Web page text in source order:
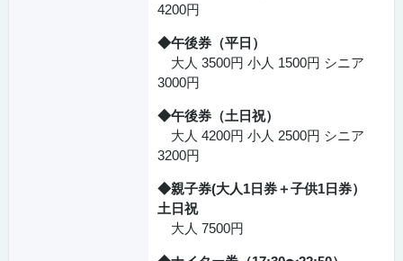
4200円
◆午後券（平日）
大人 3500円 小人 1500円 シニア
3000円
◆午後券（土日祝）
大人 4200円 小人 2500円 シニア
3200円
◆親子券(大人1日券＋子供1日券）
土日祝
大人 7500円